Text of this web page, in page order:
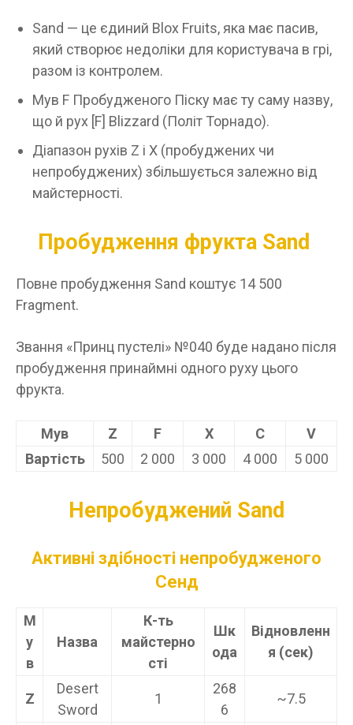
Sand — це єдиний Blox Fruits, яка має пасив,
який створює недоліки для користувача в грі,
разом із контролем.
Мув F Пробудженого Піску має ту саму назву,
що й рух [F] Blizzard (Політ Торнадо).
Діапазон рухів Z і X (пробуджених чи
непробуджених) збільшується залежно від
майстерності.
Пробудження фрукта Sand
Повне пробудження Sand коштує 14 500
Fragment.
Звання «Принц пустелі» №040 буде надано після
пробудження принаймні одного руху цього
фрукта.
Мув Z F X C
V
Вартість
500 2 000 3 000 4 000 5 000
Непробуджений Sand
Активні здібності непробудженого
Сенд
М
у
в
Назва
К-ть
майстерно
сті
Шк
ода
Відновленн
я (сек)
Z
Desert
Sword
1
268
6
~7.5